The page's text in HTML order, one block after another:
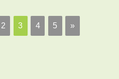
2 3 4 5 »